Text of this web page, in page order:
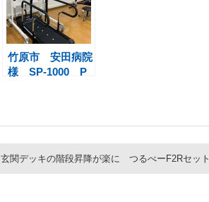
竹原市 安田病院
様 SP-1000 P
玄関デッキの階段昇降が楽に つるべーF2Rセット